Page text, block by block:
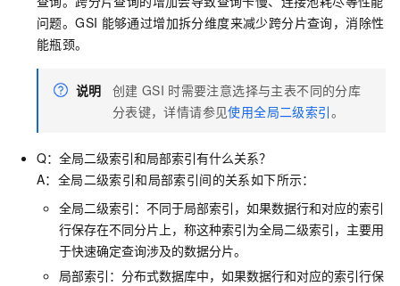
问题。GSI 能够通过增加拆分维度来减少跨分片查询，消除性
能瓶颈。
说明 创建 GSI 时需要注意选择与主表不同的分库
分表键，详情请参见使用全局二级索引。
Q：全局二级索引和局部索引有什么关系？
A：全局二级索引和局部索引间的关系如下所示：
全局二级索引：不同于局部索引，如果数据行和对应的索引
行保存在不同分片上，称这种索引为全局二级索引，主要用
于快速确定查询涉及的数据分片。
局部索引：分布式数据库中，如果数据行和对应的索引行保